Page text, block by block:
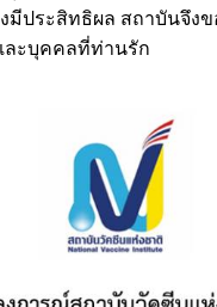
มีประสิทธิผล สถาบันจึ
ละบุคคลที่ท่านรัก